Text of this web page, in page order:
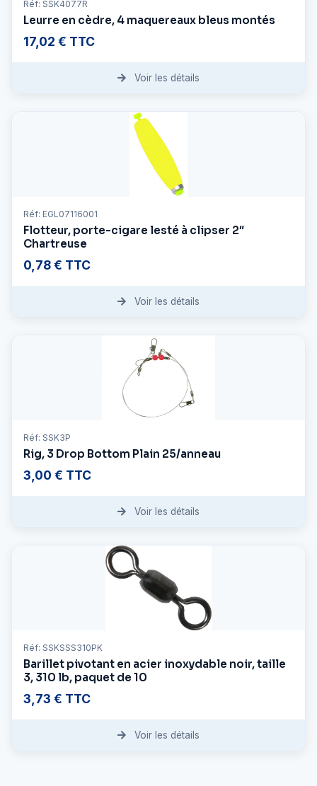
Réf: SSK4077R
Leurre en cèdre, 4 maquereaux bleus montés
17,02 € TTC
Voir les détails
Réf: EGL07116001
Flotteur, porte-cigare lesté à clipser 2″
Chartreuse
0,78 € TTC
Voir les détails
Réf: SSK3P
Rig, 3 Drop Bottom Plain 25/anneau
3,00 € TTC
Voir les détails
Réf: SSKSSS310PK
Barillet pivotant en acier inoxydable noir, taille
3, 310 lb, paquet de 10
3,73 € TTC
Voir les détails